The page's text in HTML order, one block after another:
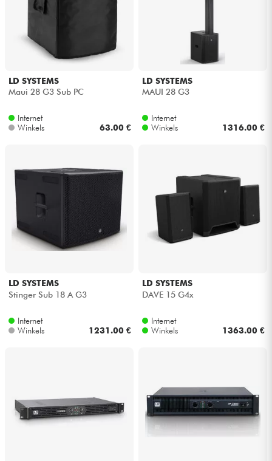
LD SYSTEMS
Maui 28 G3 Sub PC
Internet
Winkels
63.00 €
LD SYSTEMS
MAUI 28 G3
Internet
Winkels
1316.00 €
LD SYSTEMS
Stinger Sub 18 A G3
Internet
Winkels
1231.00 €
LD SYSTEMS
DAVE 15 G4x
Internet
Winkels
1363.00 €